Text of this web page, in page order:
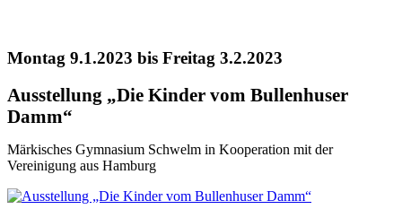
Montag 9.1.2023 bis Freitag 3.2.2023
Ausstellung „Die Kinder vom Bullenhuser
Damm“
Märkisches Gymnasium Schwelm in Kooperation mit der
Vereinigung aus Hamburg